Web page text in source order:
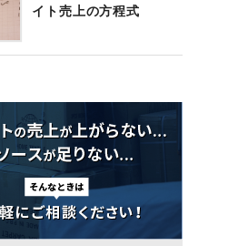
イト売上の方程式